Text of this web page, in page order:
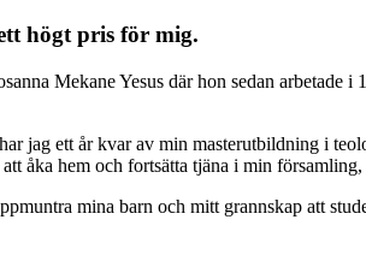
högt pris för mig.
Mekane Yesus där hon sedan
jag ett år kvar av min masterutbildning i
åka hem och fortsätta tjäna i min församling,
mina barn och mitt grannskap att